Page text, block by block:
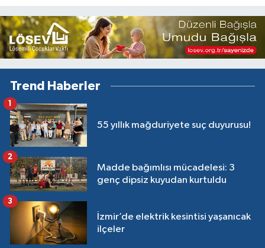
Trend Haberler
55 yıllık mağduriyete suç duyurusu!
1
Madde bağımlısı mücadelesi: 3
genç dipsiz kuyudan kurtuldu
2
İzmir’de elektrik kesintisi yaşanıcak
ilçeler
3